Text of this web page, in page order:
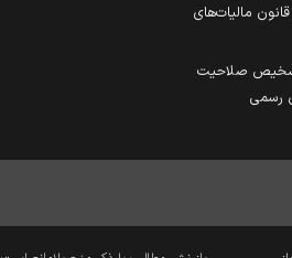
قانون مالیات‌های
صلاحیت
رسمی